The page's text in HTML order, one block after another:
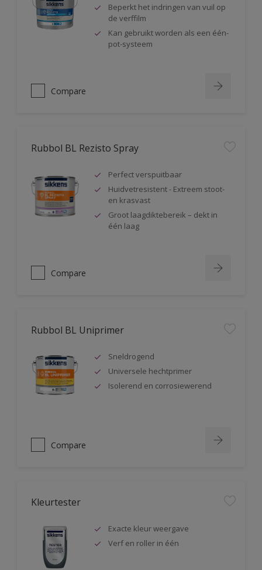
Beperkt het indringen van vuil op
de verffilm
Kan gebruikt worden als een één-
pot-systeem
Compare
Rubbol BL Rezisto Spray
Perfect verspuitbaar
Huidvetresistent - Extreem stoot-
en krasvast
Groot laagdiktebereik – dekt in
één laag
Compare
Rubbol BL Uniprimer
Sneldrogend
Universele hechtprimer
Isolerend en corrosiewerend
Compare
Kleurtester
Exacte kleur weergave
Verf en roller in één